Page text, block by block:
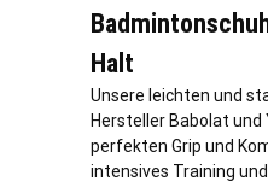
Halt
Unsere leichten und
Hersteller Babolat und
perfekten Grip und
intensives Training